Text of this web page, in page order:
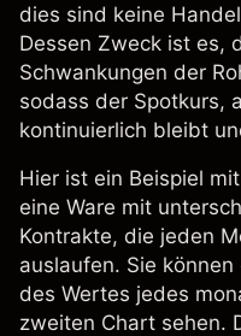
dies sind keine
Dessen Zweck ist es,
Schwankungen der
sodass der Spotkurs,
kontinuierlich bleibt
Hier ist ein Beispiel
eine Ware mit
Kontrakte, die jeden
auslaufen. Sie
des Wertes jedes
zweiten Chart sehen.